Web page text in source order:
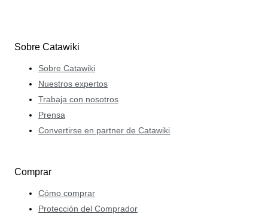
Sobre Catawiki
Sobre Catawiki
Nuestros expertos
Trabaja con nosotros
Prensa
Convertirse en partner de Catawiki
Comprar
Cómo comprar
Protección del Comprador